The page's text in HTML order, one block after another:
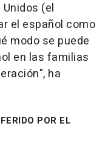
(el
el español como
modo se puede
en las familias
ha
POR EL